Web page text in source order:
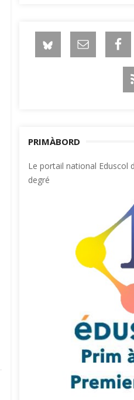
PRIMÀBORD
Le portail national Eduscol
degré